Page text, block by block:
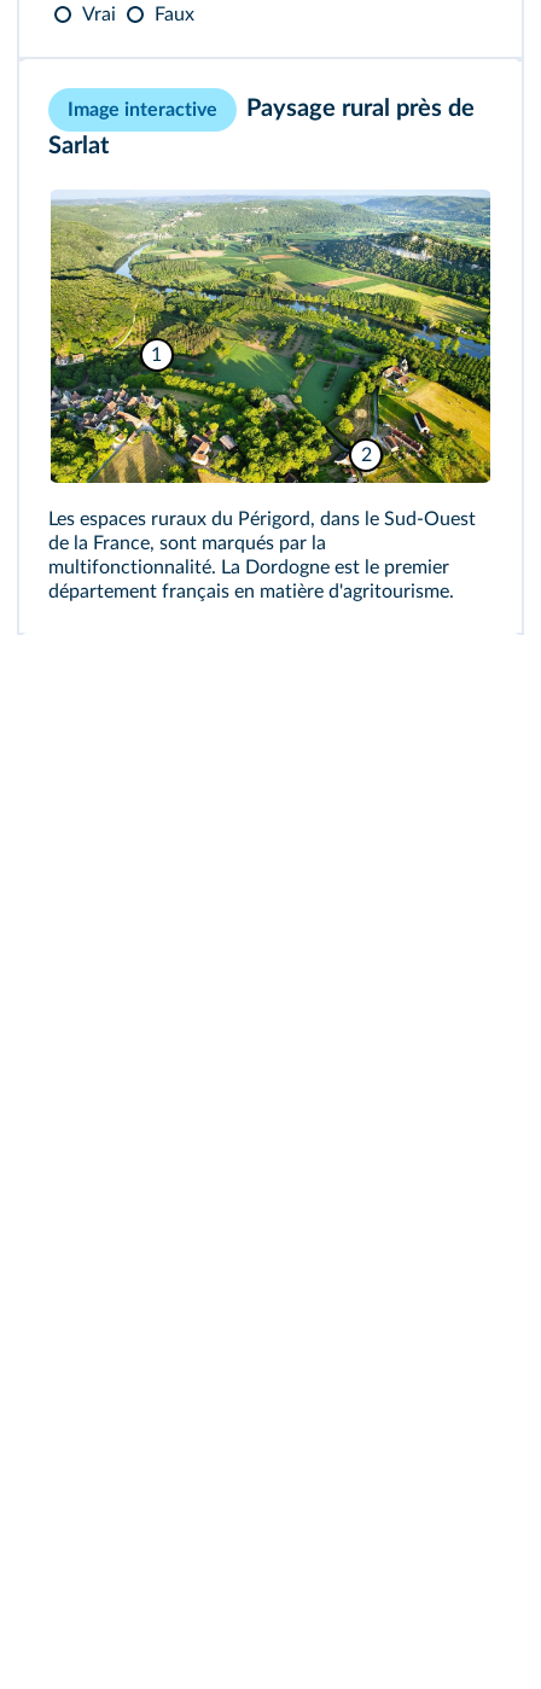
Vrai
Faux
Image interactive
Paysage rural près de
Sarlat
1
2
Les espaces ruraux du Périgord, dans le Sud-Ouest
de la France, sont marqués par la
multifonctionnalité. La Dordogne est le premier
département français en matière d'agritourisme.